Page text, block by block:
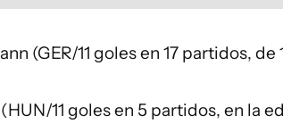
(GER/11 goles en 17 partidos, de
11 goles en 5 partidos, en la